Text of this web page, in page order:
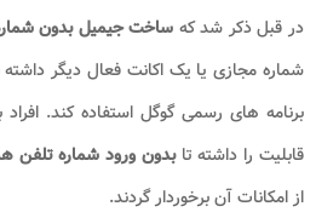
در قبل ذکر شد که ساخت جیمیل بدون
شماره مجازی یا یک اکانت فعال دیگر
برنامه های رسمی گوگل استفاده کند. افراد
قابلیت را داشته تابدون ورود شماره تلفن
از امکانات آن برخوردار گردند.